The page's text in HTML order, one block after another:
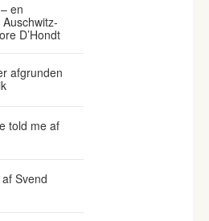
en
D’Hondt
afgrunden
told me af
Svend